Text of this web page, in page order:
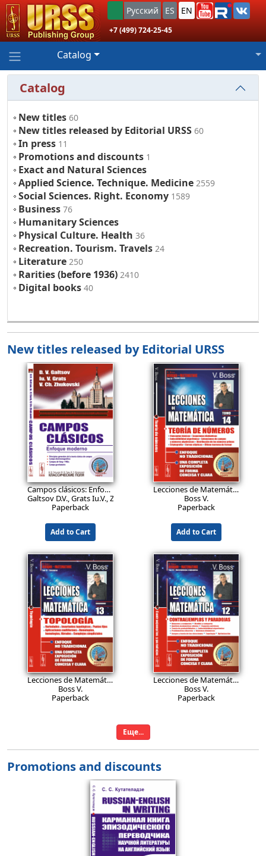
Русский ES EN
+7 (499) 724-25-45
Catalog
Catalog
New titles 60
New titles released by Editorial URSS 60
In press 11
Promotions and discounts 1
Exact and Natural Sciences
Applied Science. Technique. Medicine 2559
Social Sciences. Right. Economy 1589
Business 76
Humanitary Sciences
Physical Culture. Health 36
Recreation. Tourism. Travels 24
Literature 250
Rarities (before 1936) 2410
Digital books 40
New titles released by Editorial URSS
27.9EUR
Campos clásicos: Enfoque moderno.
Ed.2, corregida
Galtsov D.V., Grats Iu.V., Zhukovski V.Ch.
Paperback
Add to Cart
26.9EUR
Lecciones de Matemática: Teoría de números. Conceptos básicos. Ecuaciones diofánticas. Indecidibilidad algorítmica. Extensiones de campos y números algebraicos. Distribución de los números primos. Criptografía. Curvas elípticas. Último teorema de Fermat.
Boss V.
Paperback
Add to Cart
26.9EUR
Lecciones de Matemática: Topología: Variedades. Invariantes topológicos. Puntos fijos. Aplicaciones multiformes. Homotopías, homologías, fibrados. Complejos simpliciales.
Boss V.
Paperback
26.9
Lecciones de Matemática: Contraejemplos y paradojas: Números y conjuntos. Medida y categoría. Análisis matemático clásico. Espacios métricos. Teoría de probabilidades. Indecidibilidad algorítmica. Problemática discreta. Sistemas dinámicos. Juegos y teoría de las elecciones. Topología. Optimización.
Boss V.
Paperback
Еще...
Promotions and discounts